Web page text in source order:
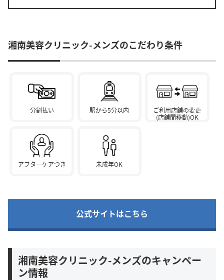
湘南美容クリニック-メンズのこだわり条件
分割払い 駅から5分以内
ご利用店舗の変更
(店舗間移動)OK
アフターケアつき 未成年OK
公式サイトはこちら
湘南美容クリニック-メンズのキャンペー
ン情報